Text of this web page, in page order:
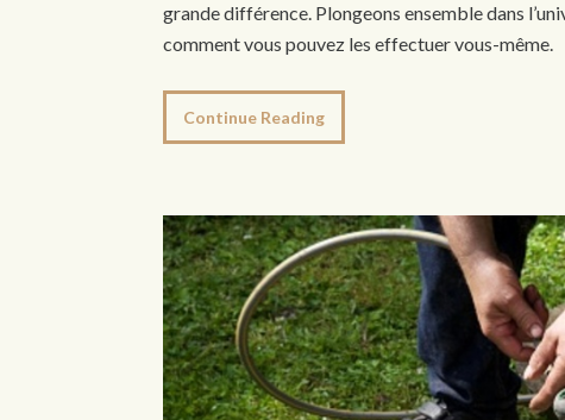
grande différence. Plongeons ensemble dans
comment vous pouvez les effectuer vous-même.
Continue Reading